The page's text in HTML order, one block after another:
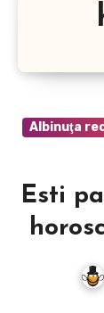
Albinuţa
Esti